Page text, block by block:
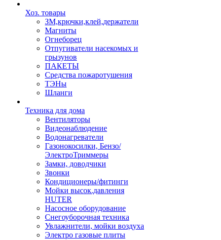
Хоз. товары
ЗМ,крючки,клей,держатели
Магниты
Огнеборец
Отпугиватели насекомых и
грызунов
ПАКЕТЫ
Средства пожаротушения
ТЭНы
Шланги
Техника для дома
Вентиляторы
Видеонаблюдение
Водонагреватели
Газонокосилки, Бензо/
ЭлектроТриммеры
Замки, доводчики
Звонки
Кондиционеры/фитинги
Мойки высок.давления
HUTER
Насосное оборудование
Снегоуборочная техника
Увлажнители, мойки воздуха
Электро газовые плиты